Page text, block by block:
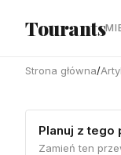
Tourants
Strona główna/
Planuj z tego
Zamień ten